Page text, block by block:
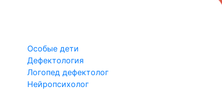
Особые дети
Дефектология
Логопед дефектолог
Нейропсихолог